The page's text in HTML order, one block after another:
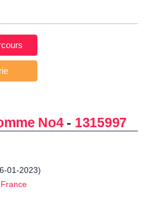
No4- 1315997
01-2023)
France